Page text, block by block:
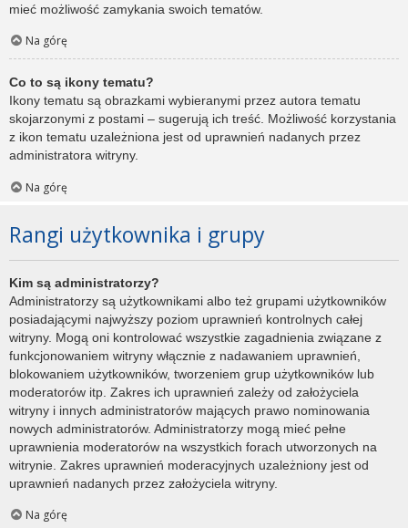
mieć możliwość zamykania swoich tematów.
Na górę
Co to są ikony tematu?
Ikony tematu są obrazkami wybieranymi przez autora tematu
skojarzonymi z postami – sugerują ich treść. Możliwość korzystania
z ikon tematu uzależniona jest od uprawnień nadanych przez
administratora witryny.
Na górę
Rangi użytkownika i grupy
Kim są administratorzy?
Administratorzy są użytkownikami albo też grupami użytkowników
posiadającymi najwyższy poziom uprawnień kontrolnych całej
witryny. Mogą oni kontrolować wszystkie zagadnienia związane z
funkcjonowaniem witryny włącznie z nadawaniem uprawnień,
blokowaniem użytkowników, tworzeniem grup użytkowników lub
moderatorów itp. Zakres ich uprawnień zależy od założyciela
witryny i innych administratorów mających prawo nominowania
nowych administratorów. Administratorzy mogą mieć pełne
uprawnienia moderatorów na wszystkich forach utworzonych na
witrynie. Zakres uprawnień moderacyjnych uzależniony jest od
uprawnień nadanych przez założyciela witryny.
Na górę